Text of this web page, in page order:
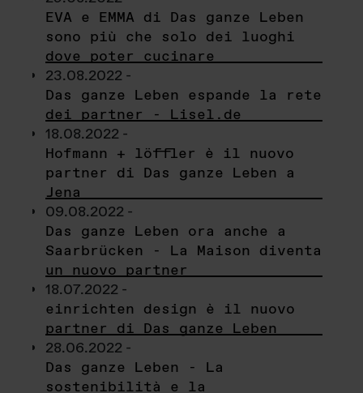
EVA e EMMA di Das ganze Leben
sono più che solo dei luoghi
dove poter cucinare
23.08.2022 -
Das ganze Leben espande la rete
dei partner - Lisel.de
18.08.2022 -
Hofmann + löffler è il nuovo
partner di Das ganze Leben a
Jena
09.08.2022 -
Das ganze Leben ora anche a
Saarbrücken - La Maison diventa
un nuovo partner
18.07.2022 -
einrichten design è il nuovo
partner di Das ganze Leben
28.06.2022 -
Das ganze Leben - La
sostenibilità e la